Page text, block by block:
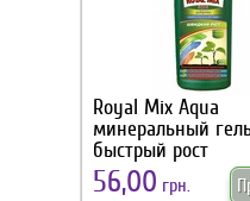
Royal Mix Aqua
минеральный
быстрый рост
56,00 грн.